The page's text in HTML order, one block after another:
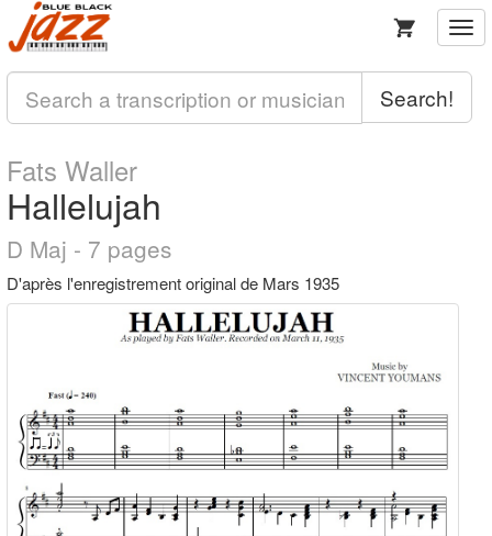
Search!
Fats Waller
Hallelujah
D Maj - 7 pages
D'après l'enregistrement original de Mars 1935